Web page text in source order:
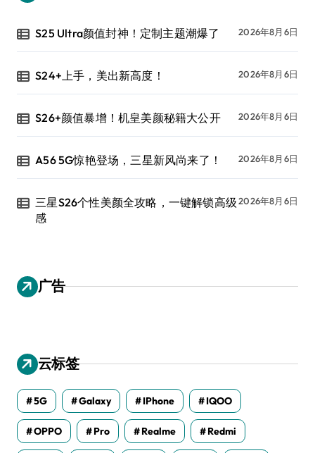
S25 Ultra颜值封神！定制主题潮爆了 2026年8月6日
S24+上手，美出新高度！ 2026年8月6日
S26+颜值暴增！机皇美颜秘籍大公开 2026年8月6日
A56 5G惊艳登场，三星新风尚来了！ 2026年8月6日
三星S26个性美颜全攻略，一键解锁高级
感
2026年8月6日
广告
云标签
5G Galaxy IPhone IQOO
OPPO Pro Realme Redmi